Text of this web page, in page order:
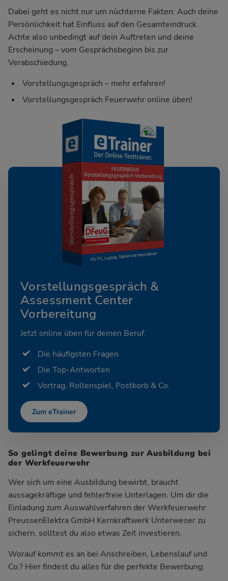
Dabei geht es nicht nur um nüchterne Fakten: Auch deine
Persönlichkeit hat Einfluss auf den Gesamteindruck.
Achte also unbedingt auf dein Auftreten und deine
Erscheinung – vom Gesprächsbeginn bis zur
Verabschiedung.
Vorstellungsgespräch – mehr erfahren!
Vorstellungsgespräch Feuerwehr online üben!
Vorstellungsgespräch &
Assessment Center
Vorbereitung
Jetzt online üben für deinen Beruf.
Die häufigsten Fragen
Die Top-Antworten
Vortrag, Rollenspiel, Postkorb & Co.
Zum eTrainer
So gelingt deine Bewerbung zur Ausbildung bei
der Werkfeuerwehr
Wer sich um eine Ausbildung bewirbt, braucht
aussagekräftige und fehlerfreie Unterlagen. Um dir die
Einladung zum Auswahlverfahren der Werkfeuerwehr
PreussenElektra GmbH Kernkraftwerk Unterweser zu
sichern, solltest du also etwas Zeit investieren.
Worauf kommt es an bei Anschreiben, Lebenslauf und
Co.? Hier findest du alles für die perfekte Bewerbung: